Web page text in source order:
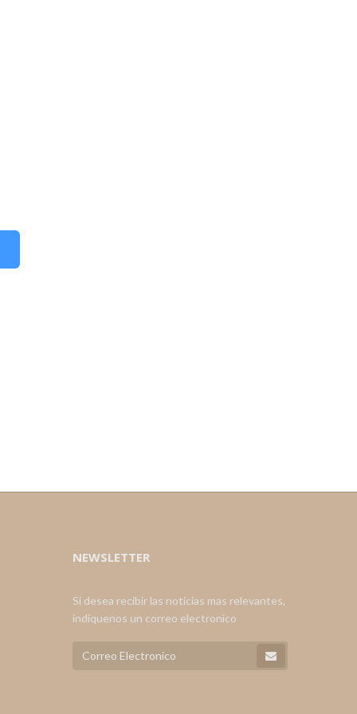
NEWSLETTER
Si desea recibir las noticias mas relevantes,
indiquenos un correo electronico